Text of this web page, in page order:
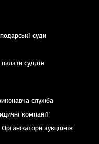
суди
суддів
служба
компанії
Організатори аукціонів